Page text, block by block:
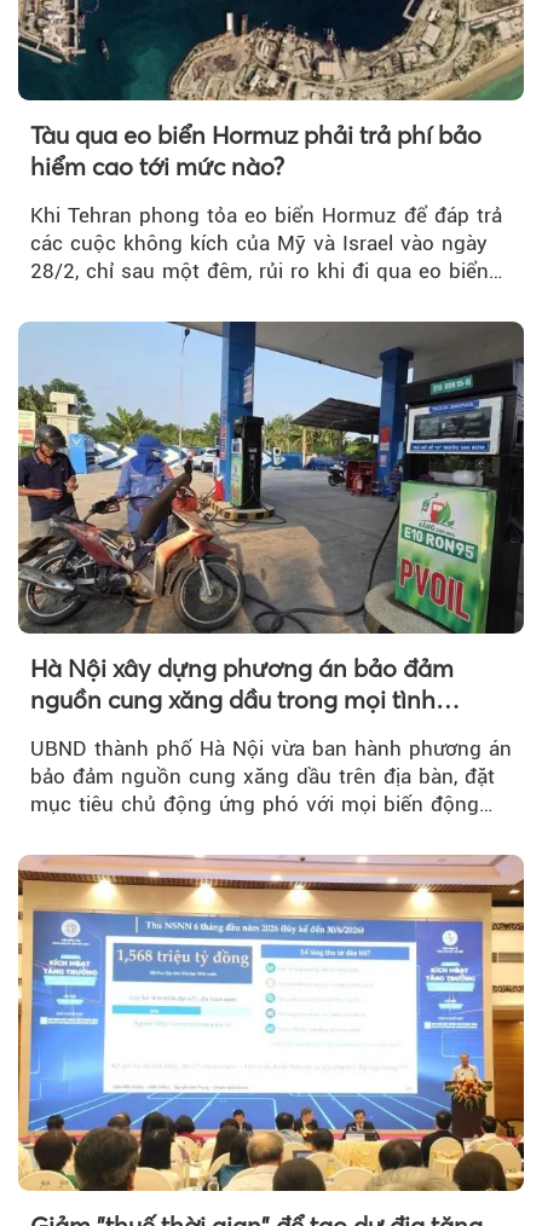
Tàu qua eo biển Hormuz phải trả phí bảo
hiểm cao tới mức nào?
Khi Tehran phong tỏa eo biển Hormuz để đáp trả
các cuộc không kích của Mỹ và Israel vào ngày
28/2, chỉ sau một đêm, rủi ro khi đi qua eo biển
theo.
Hà Nội xây dựng phương án bảo đảm
nguồn cung xăng dầu trong mọi tình
UBND thành phố Hà Nội vừa ban hành phương án
bảo đảm nguồn cung xăng dầu trên địa bàn, đặt
mục tiêu chủ động ứng phó với mọi biến động